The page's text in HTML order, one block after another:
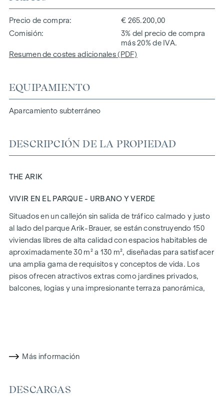
Precio de compra
€ 265.200,00
Comisión
3% del precio de compra
más 20% de IVA.
Resumen de costes adicionales (PDF)
EQUIPAMIENTO
Aparcamiento subterráneo
DESCRIPCIÓN DE LA PROPIEDAD
THE ARIK
VIVIR EN EL PARQUE - URBANO Y VERDE
Situados en un callejón sin salida de tráfico calmado y justo
al lado del parque Arik-Brauer, se están construyendo 150
viviendas libres de alta calidad con espacios habitables de
aproximadamente 30 m² a 130 m², diseñadas para satisfacer
una amplia gama de requisitos y conceptos de vida. Los
pisos ofrecen atractivos extras como jardines privados,
balcones, logias y una impresionante terraza panorámica,
fotovoltaica y la calefacción urbana, garantizan un
Más información
DESCARGAS